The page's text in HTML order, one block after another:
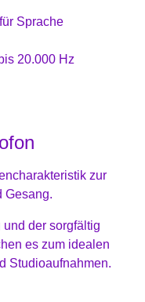
Sprache
20.000 Hz
zur
Gesang.
der sorgfältig
es zum idealen
Studioaufnahmen.